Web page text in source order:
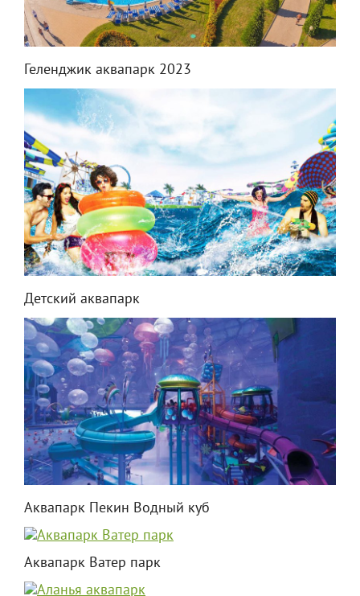
Геленджик аквапарк 2023
Детский аквапарк
Аквапарк Пекин Водный куб
Аквапарк Ватер парк